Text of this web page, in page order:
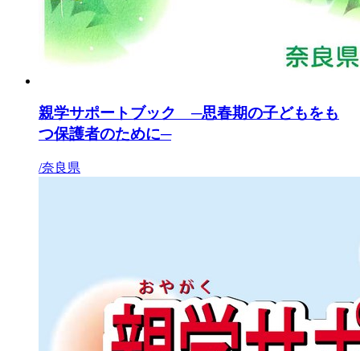
親学サポートブック ─思春期の子どもをも
つ保護者のために─
/奈良県